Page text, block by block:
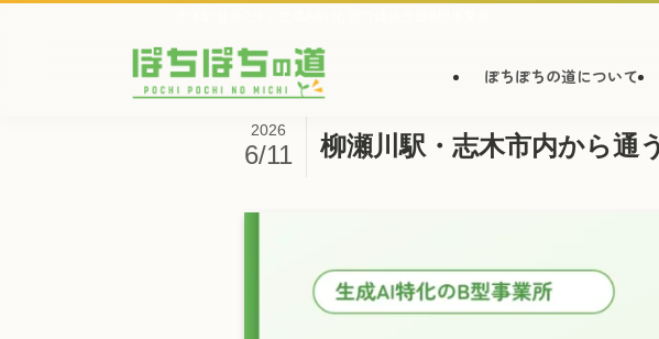
ぽちぽちの道について
柳瀬川駅・志木市内から通
2026
6/11